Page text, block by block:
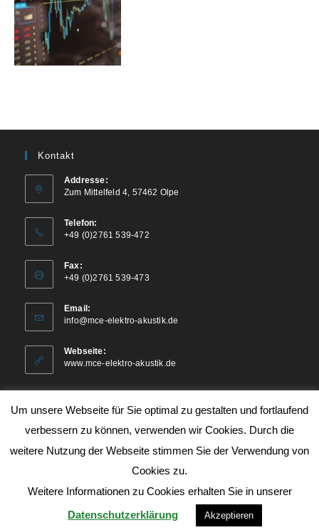
Kontakt
Addresse:
Zum Mittelfeld 4, 57462 Olpe
Telefon:
+49 (0)2761 539-472
Fax:
+49 (0)2761 539-473
Email:
info@mce-elektro-akustik.de
Webseite:
www.mce-elektro-akustik.de
Impressum Datenschutz AVB
Copyright 2026 - MCE-Elektro-Akustik e.K.
Um unsere Webseite für Sie optimal zu gestalten und fortlaufend
verbessern zu können, verwenden wir Cookies. Durch die
weitere Nutzung der Webseite stimmen Sie der Verwendung von
Cookies zu.
Weitere Informationen zu Cookies erhalten Sie in unserer
Datenschutzerklärung
Akzeptieren